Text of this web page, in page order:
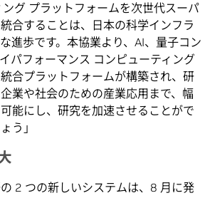
ング プラットフォームを次世代スーパ
合することは、日本の科学インフラ
進歩です。本協業より、AI、量子コン
パフォーマンス コンピューティング
合プラットフォームが構築され、研
業や社会のための産業応用まで、幅
能にし、研究を加速させることがで
う」
2 つの新しいシステムは、8 月に発